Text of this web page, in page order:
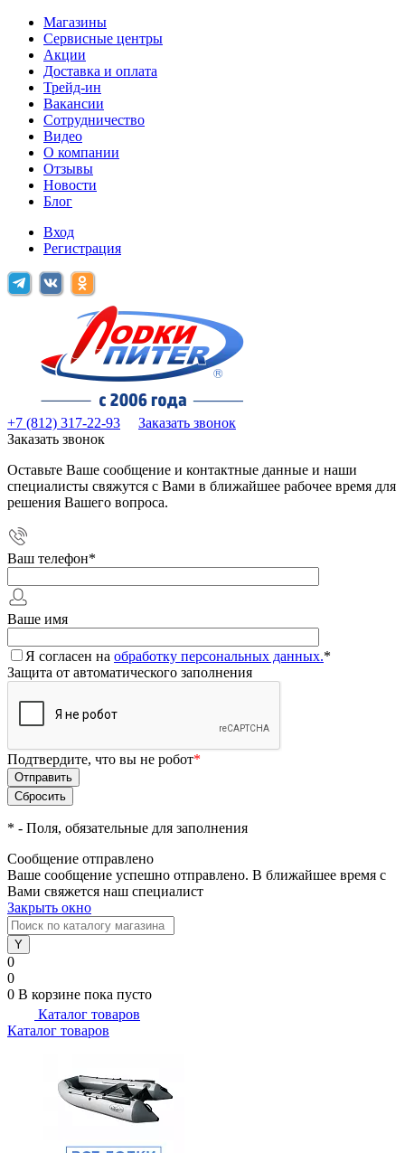
Магазины
Сервисные центры
Акции
Доставка и оплата
Трейд-ин
Вакансии
Сотрудничество
Видео
О компании
Отзывы
Новости
Блог
Вход
Регистрация
+7 (812) 317-22-93
Заказать звонок
Заказать звонок
Оставьте Ваше сообщение и контактные данные и наши
специалисты свяжутся с Вами в ближайшее рабочее время для
решения Вашего вопроса.
Ваш телефон*
Ваше имя
Я согласен на обработку персональных данных.*
Защита от автоматического заполнения
Подтвердите, что вы не робот*
* - Поля, обязательные для заполнения
Сообщение отправлено
Ваше сообщение успешно отправлено. В ближайшее время с
Вами свяжется наш специалист
Закрыть окно
0
0
0 В корзине пока пусто
Каталог товаров
Каталог товаров